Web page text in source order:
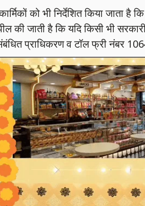
को भी निर्देशित किया जाता है
जाती है कि यदि किसी भी सरकारी
प्राधिकरण व टॉल फ्री नंबर